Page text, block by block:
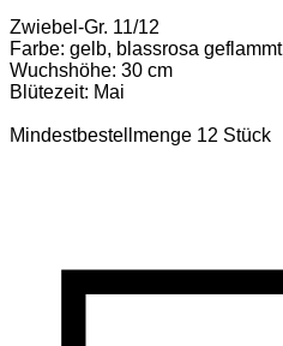
Zwiebel-Gr. 11/12
Farbe: gelb, blassrosa geflammt
Wuchshöhe: 30 cm
Blütezeit: Mai
Mindestbestellmenge 12 Stück